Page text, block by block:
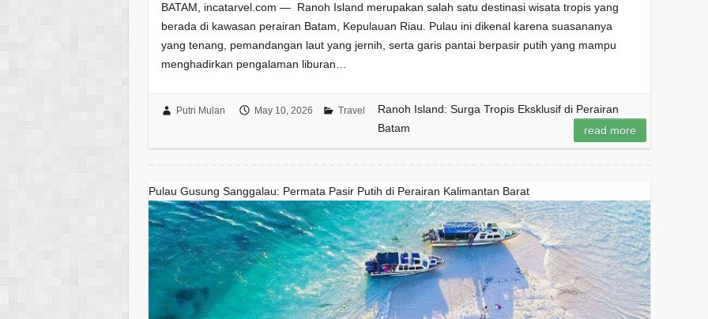
BATAM, incatarvel.com — Ranoh Island merupakan salah satu destinasi wisata tropis yang
berada di kawasan perairan Batam, Kepulauan Riau. Pulau ini dikenal karena suasananya
yang tenang, pemandangan laut yang jernih, serta garis pantai berpasir putih yang mampu
menghadirkan pengalaman liburan…
Putri Mulan May 10, 2026 Travel
Ranoh Island: Surga Tropis Eksklusif di Perairan
Batam
read more
Pulau Gusung Sanggalau: Permata Pasir Putih di Perairan Kalimantan Barat